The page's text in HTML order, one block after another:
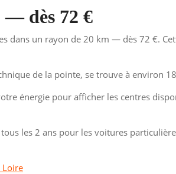
— dès 72 €
dans un rayon de 20 km — dès 72 €.
de la pointe, se trouve à environ
énergie pour afficher les centres
les 2 ans pour les voitures
Loire